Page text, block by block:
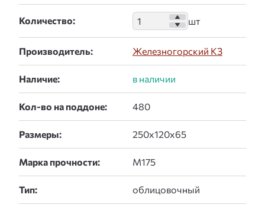
Количество:
Производитель: Железногорский КЗ
Наличие:
Кол-во на поддоне:
Размеры:
Марка прочности:
Тип: